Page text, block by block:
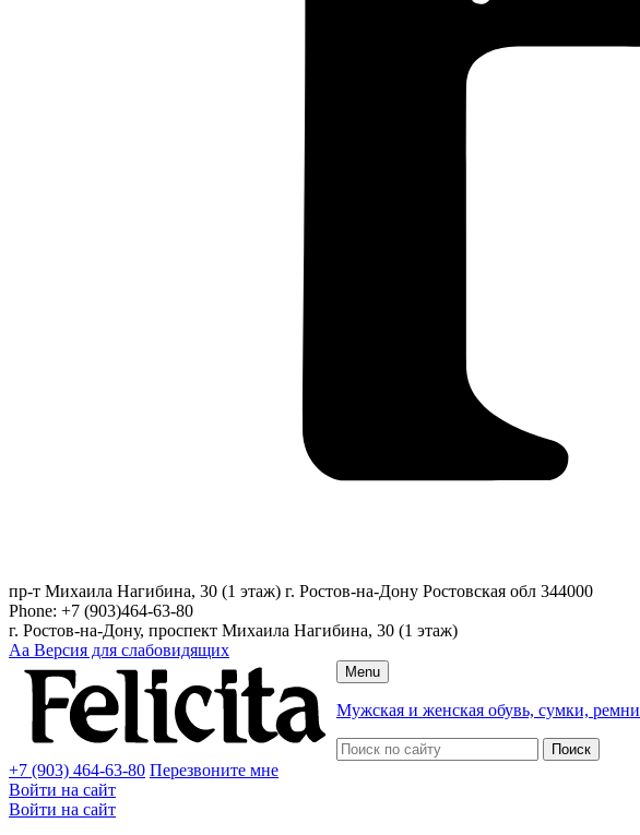
пр-т Михаила Нагибина, 30 (1 этаж) г. Ростов-на-Дону Ростовская обл 344000
Phone: +7 (903)464-63-80
г. Ростов-на-Дону, проспект Михаила Нагибина, 30 (1 этаж)
Аа Версия для слабовидящих
Menu
Мужская и женская обувь, сумки, ремни
+7 (903) 464-63-80 Перезвоните мне
Войти на сайт
Войти на сайт